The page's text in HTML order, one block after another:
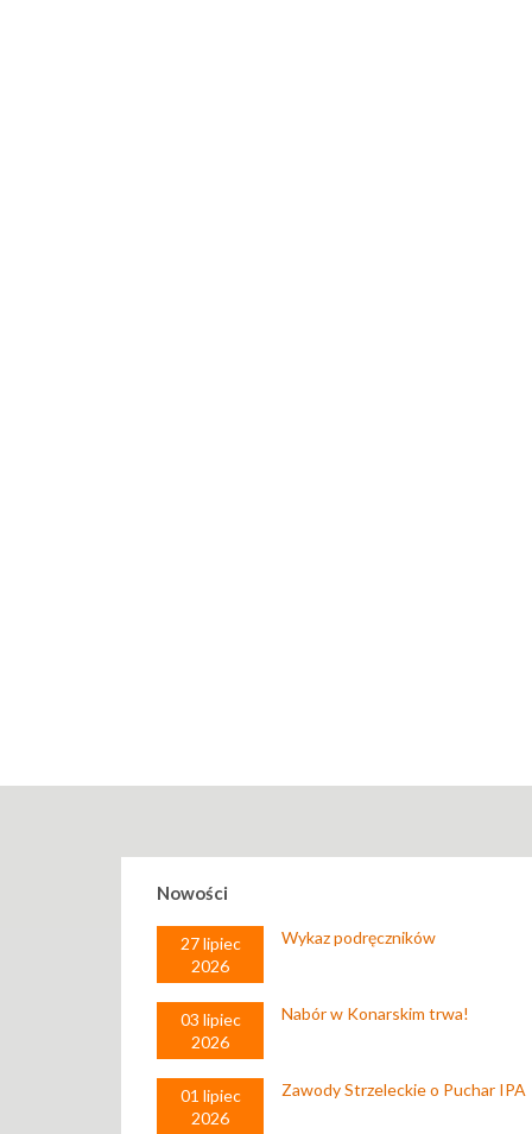
Nowości
27 lipiec
2026
Wykaz podręczników
03 lipiec
2026
Nabór w Konarskim trwa!
01 lipiec
2026
Zawody Strzeleckie o Puchar IPA